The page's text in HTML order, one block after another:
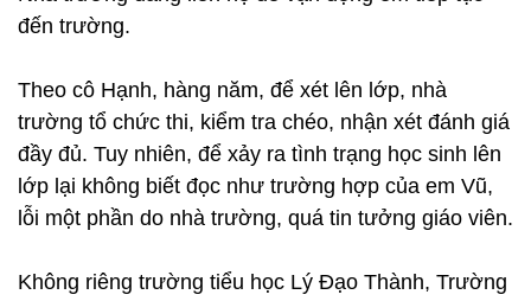
đến trường.
Theo cô Hạnh, hàng năm, để xét lên lớp, nhà
trường tổ chức thi, kiểm tra chéo, nhận xét đánh giá
đầy đủ. Tuy nhiên, để xảy ra tình trạng học sinh lên
lớp lại không biết đọc như trường hợp của em Vũ,
lỗi một phần do nhà trường, quá tin tưởng giáo viên.
Không riêng trường tiểu học Lý Đạo Thành, Trường